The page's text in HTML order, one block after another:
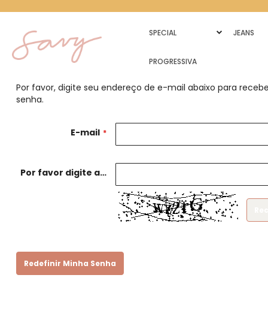
SPECIAL
PROGRESSIVA
JEANS
Por favor, digite seu endereço de e-mail abaixo para
senha.
E-mail
Por favor digite as letras e números abaixo
Redefinir Minha Senha